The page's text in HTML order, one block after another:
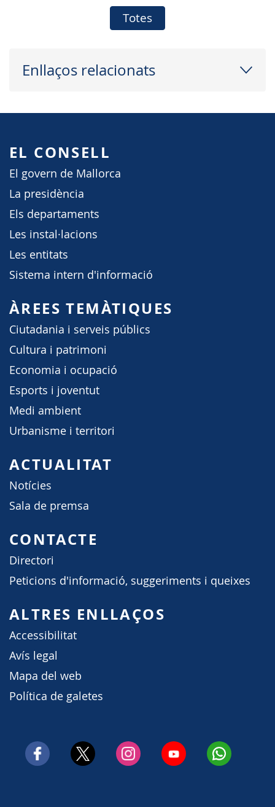
Totes
Enllaços relacionats
EL CONSELL
El govern de Mallorca
La presidència
Els departaments
Les instal·lacions
Les entitats
Sistema intern d'informació
ÀREES TEMÀTIQUES
Ciutadania i serveis públics
Cultura i patrimoni
Economia i ocupació
Esports i joventut
Medi ambient
Urbanisme i territori
ACTUALITAT
Notícies
Sala de premsa
CONTACTE
Directori
Peticions d'informació, suggeriments i queixes
ALTRES ENLLAÇOS
Accessibilitat
Avís legal
Mapa del web
Política de galetes